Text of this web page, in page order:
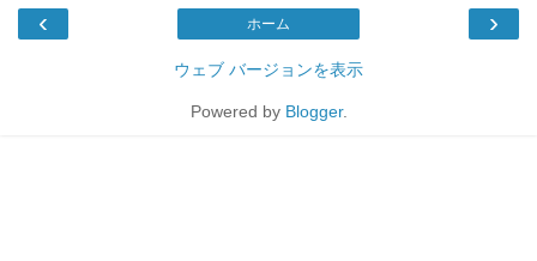
‹ ›
ホーム
ウェブ バージョンを表示
Powered by Blogger.